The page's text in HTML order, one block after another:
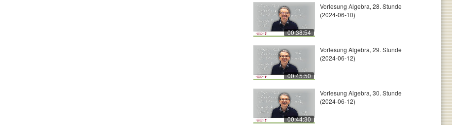
00:38:54
Vorlesung Algebra, 28. Stunde
(2024-06-10)
00:45:50
Vorlesung Algebra, 29. Stunde
(2024-06-12)
00:44:30
Vorlesung Algebra, 30. Stunde
(2024-06-12)